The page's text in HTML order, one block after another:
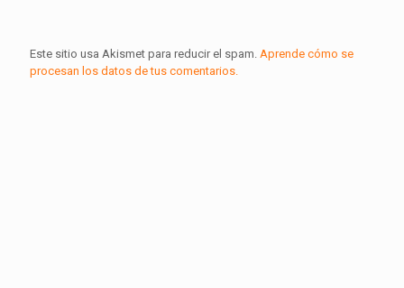
Este sitio usa Akismet para reducir el spam. Aprende cómo se
procesan los datos de tus comentarios.